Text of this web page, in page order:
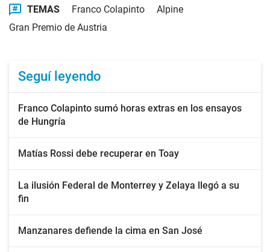
TEMAS Franco Colapinto
Alpine
Gran Premio de Austria
Seguí leyendo
Franco Colapinto sumó horas extras en los ensayos
de Hungría
Matías Rossi debe recuperar en Toay
La ilusión Federal de Monterrey y Zelaya llegó a su
fin
Manzanares defiende la cima en San José